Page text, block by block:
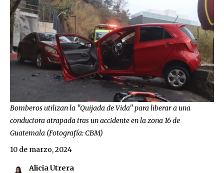
Bomberos utilizan la "Quijada de Vida" para liberar a una
conductora atrapada tras un accidente en la zona 16 de
Guatemala (Fotografía: CBM)
Alicia Utrera
10 de marzo, 2024